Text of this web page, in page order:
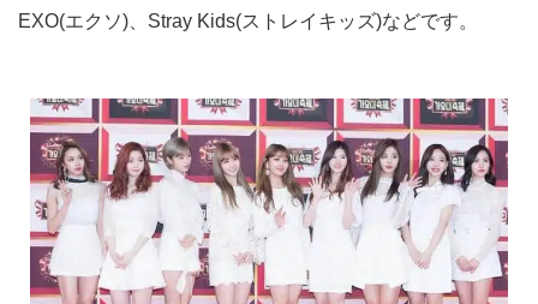
EXO(エクソ)、Stray Kids(ストレイキッズ)などです。